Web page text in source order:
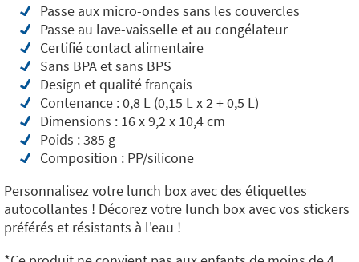
Passe aux micro-ondes sans les couvercles
Passe au lave-vaisselle et au congélateur
Certifié contact alimentaire
Sans BPA et sans BPS
Design et qualité français
Contenance : 0,8 L (0,15 L x 2 + 0,5 L)
Dimensions : 16 x 9,2 x 10,4 cm
Poids : 385 g
Composition : PP/silicone
Personnalisez votre lunch box avec des étiquettes
autocollantes ! Décorez votre lunch box avec vos stickers
préférés et résistants à l'eau !